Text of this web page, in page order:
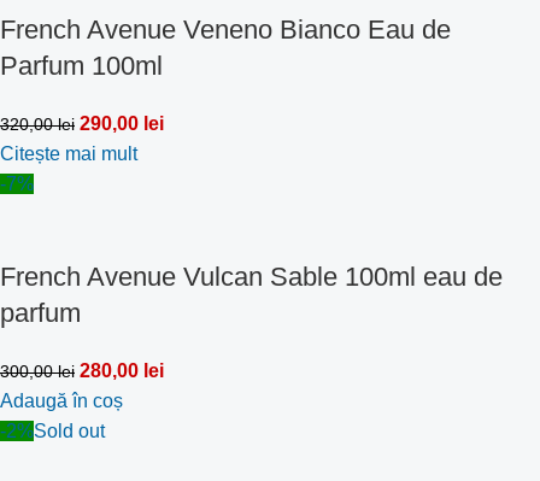
French Avenue Veneno Bianco Eau de
Parfum 100ml
320,00lei 290,00 lei
Citește mai mult
-7%
French Avenue Vulcan Sable 100ml eau de
parfum
300,00lei 280,00 lei
Adaugă în coș
-2%Sold out